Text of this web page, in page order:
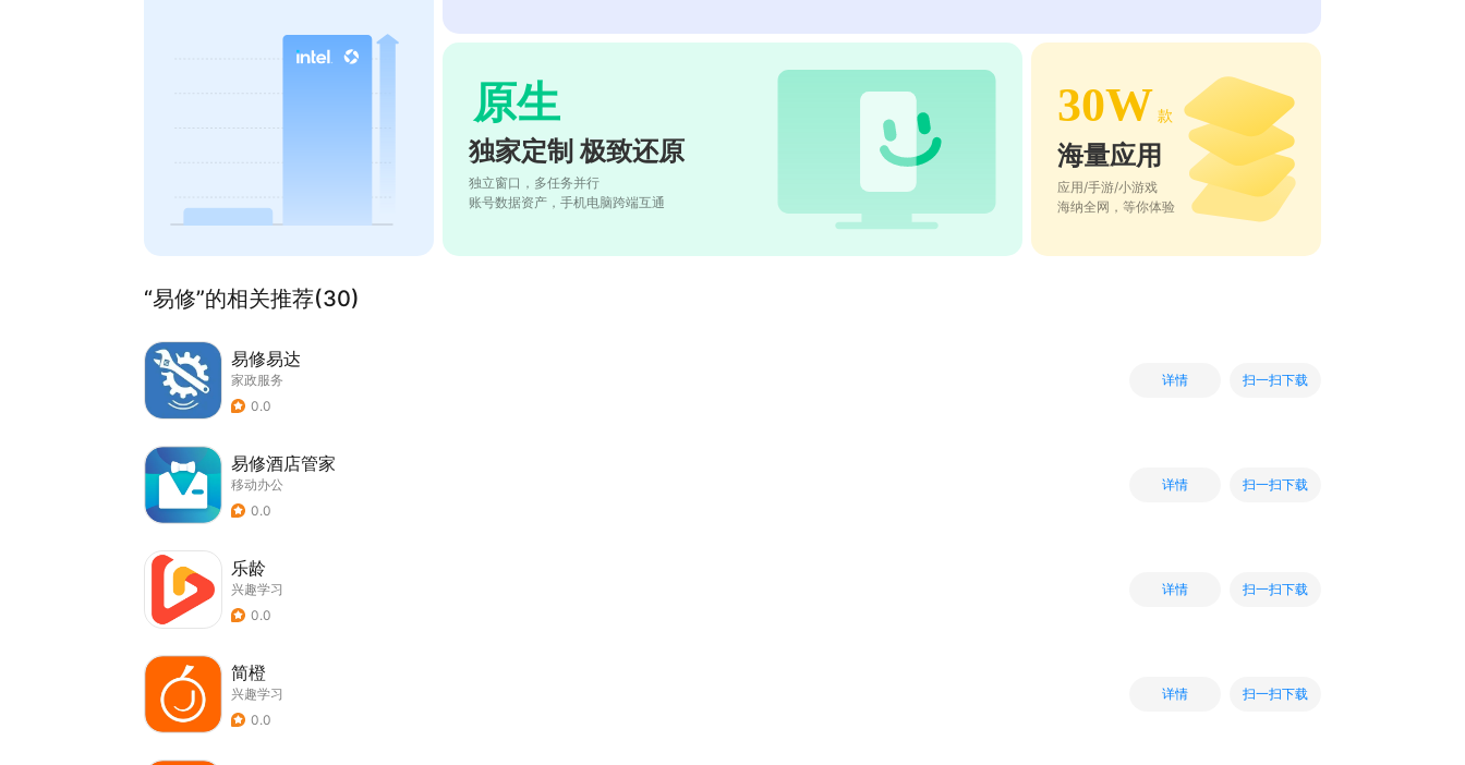
原生
独家定制 极致还原
独立窗口，多任务并行
账号数据资产，手机电脑跨端互通
30W 款
海量应用
应用/手游/小游戏
海纳全网，等你体验
“易修”的相关推荐(30)
易修易达
家政服务
0.0
详情 扫一扫下载
易修酒店管家
移动办公
0.0
详情 扫一扫下载
乐龄
兴趣学习
0.0
详情 扫一扫下载
简橙
兴趣学习
0.0
详情 扫一扫下载